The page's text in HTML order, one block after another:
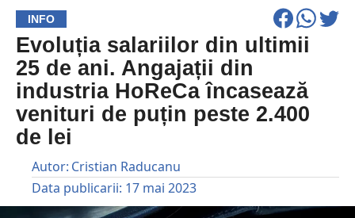
INFO
Evoluția salariilor din ultimii
25 de ani. Angajații din
industria HoReCa încasează
venituri de puțin peste 2.400
de lei
Autor: Cristian Raducanu
Data publicarii: 17 mai 2023